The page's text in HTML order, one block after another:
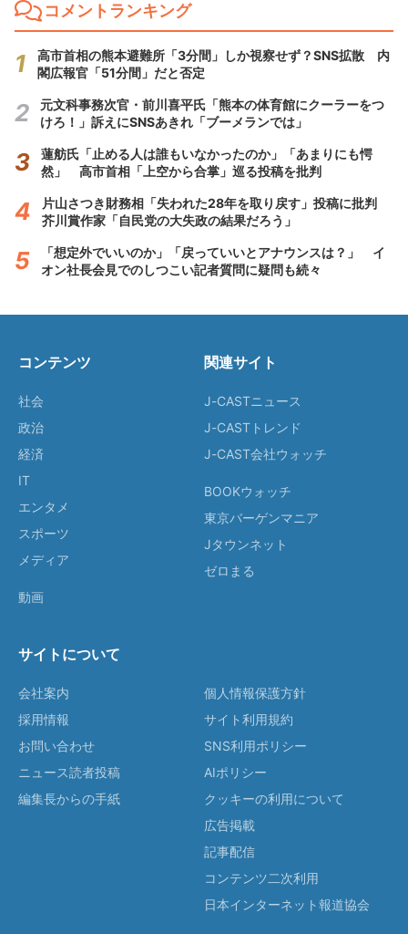
コメントランキング
高市首相の熊本避難所「3分間」しか視察せず？SNS拡散 内
閣広報官「51分間」だと否定
元文科事務次官・前川喜平氏「熊本の体育館にクーラーをつ
けろ！」訴えにSNSあきれ「ブーメランでは」
蓮舫氏「止める人は誰もいなかったのか」「あまりにも愕
然」 高市首相「上空から合掌」巡る投稿を批判
片山さつき財務相「失われた28年を取り戻す」投稿に批判
芥川賞作家「自民党の大失政の結果だろう」
「想定外でいいのか」「戻っていいとアナウンスは？」 イ
オン社長会見でのしつこい記者質問に疑問も続々
コンテンツ
社会
政治
経済
IT
エンタメ
スポーツ
メディア
動画
関連サイト
J-CASTニュース
J-CASTトレンド
J-CAST会社ウォッチ
BOOKウォッチ
東京バーゲンマニア
Jタウンネット
ゼロまる
サイトについて
会社案内
採用情報
お問い合わせ
ニュース読者投稿
編集長からの手紙
個人情報保護方針
サイト利用規約
SNS利用ポリシー
AIポリシー
クッキーの利用について
広告掲載
記事配信
コンテンツ二次利用
日本インターネット報道協会